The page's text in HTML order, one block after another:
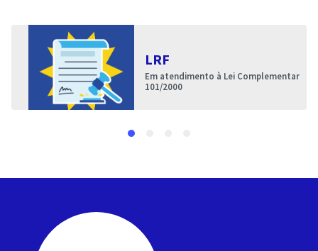
LRF
Em atendimento à Lei Complementar
101/2000